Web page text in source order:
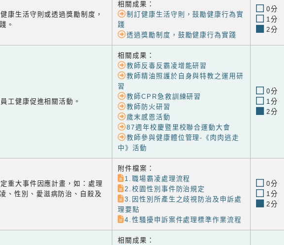
康生活守則或透過獎勵制度，
。
相關成果：
制訂健康生活守則，鼓勵健康行為實
踐
透過獎勵制度，鼓勵健康行為實踐
0分
1分
2分
工健康促進相關活動。
相關成果：
教師反毒反霸凌增能研習
教師精油照護於自身與特教之運用研
習
教師CPR急救訓練研習
教師防火研習
歲末感恩活動
87週年校慶暨里校聯合運動大會
教師參與健康體位管理-《肉肉逃走
中》活動
0分
1分
2分
重大事件因應計畫，如：處理
、性別、愛滋病防治、自殺及
附件檔案：
1.職場霸凌處理流程
2.校園性別事件防治規定
3.因性別所產生之歧視防治及申訴處
理要點
4.性騷擾申訴案件處理標準作業流程
0分
1分
2分
相關成果：